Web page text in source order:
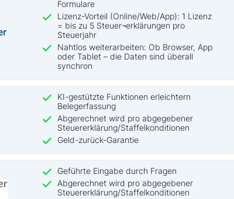
Formulare
Lizenz-Vorteil (Online/Web/App): 1 Lizenz
= bis zu 5 Steuer¬erklärungen pro
Steuerjahr
Nahtlos weiterarbeiten: Ob Browser, App
oder Tablet – die Daten sind überall
synchron
KI-gestützte Funktionen erleichtern
Belegerfassung
Abgerechnet wird pro abgegebener
Steuererklärung/Staffelkonditionen
Geld-zurück-Garantie
Geführte Eingabe durch Fragen
Abgerechnet wird pro abgegebener
Steuererklärung/Staffelkonditionen